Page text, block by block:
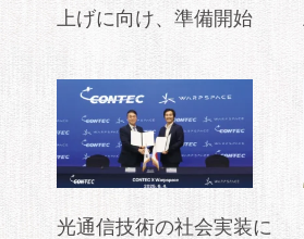
上げに向け、準備開始
光通信技術の社会実装に